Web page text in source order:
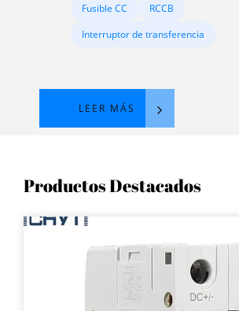
Fusible CC
RCCB
Interruptor de transferencia
LEER MÁS
Productos Destacados